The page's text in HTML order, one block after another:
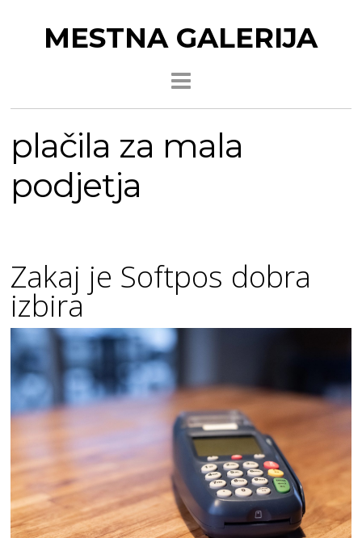
MESTNA GALERIJA
plačila za mala
podjetja
Zakaj je Softpos dobra
izbira